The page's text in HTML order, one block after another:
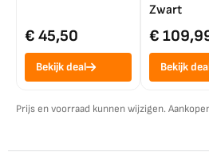
€ 45,50
Bekijk deal
Zwart
€
Bekijk
Prijs en voorraad kunnen wijzigen.